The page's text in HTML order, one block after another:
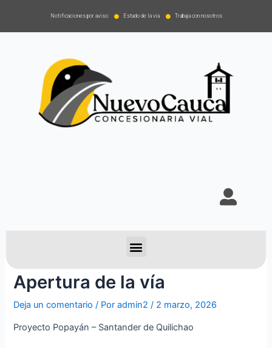
Notificaciones por aviso Estado de la via Trabaja con nosotros
Apertura de la vía
Deja un comentario / Poradmin2 / 2 marzo, 2026
Proyecto Popayán – Santander de Quilichao